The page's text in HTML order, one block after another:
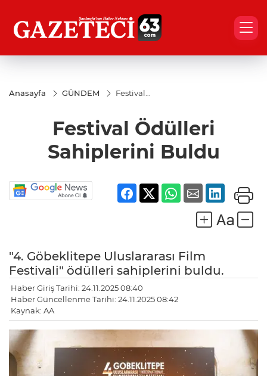
Anasayfa GÜNDEM
Festival
Buldu
Festival Ödülleri
Sahiplerini Buldu
"4. Göbeklitepe Uluslararası Film
Festivali" ödülleri sahiplerini buldu.
Haber Giriş Tarihi: 24.11.2025 08:40
Haber Güncellenme Tarihi: 24.11.2025 08:42
Kaynak: AA